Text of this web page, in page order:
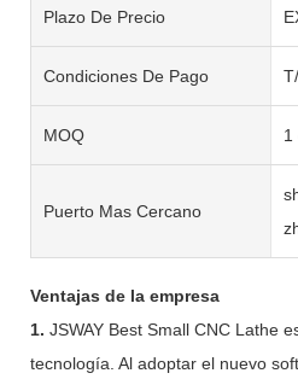
Plazo De Precio
Condiciones De Pago
MOQ 1
Puerto Mas Cercano
Ventajas de la empresa
1. JSWAY Best Small CNC Lathe
tecnología. Al adoptar el nuevo